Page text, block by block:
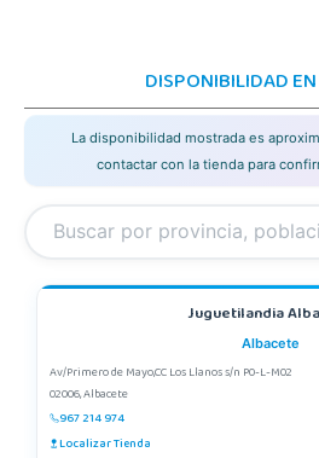
DISPONIBILIDAD
La disponibilidad mostrada es
contactar con la tienda para
Juguetilandia
Albacete
Av/Primero de Mayo,CC Los Llanos s/n P0-L-M02
02006, Albacete
967 214 974
Localizar Tienda